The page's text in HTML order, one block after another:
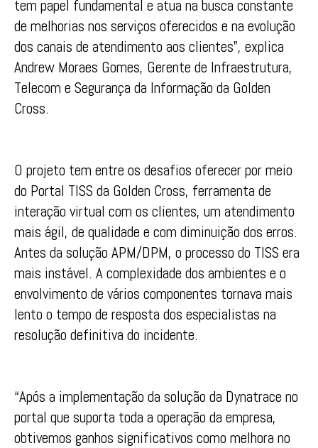
tem papel fundamental e atua na busca constante
de melhorias nos serviços oferecidos e na evolução
dos canais de atendimento aos clientes”, explica
Andrew Moraes Gomes, Gerente de Infraestrutura,
Telecom e Segurança da Informação da Golden
Cross.
O projeto tem entre os desafios oferecer por meio
do Portal TISS da Golden Cross, ferramenta de
interação virtual com os clientes, um atendimento
mais ágil, de qualidade e com diminuição dos erros.
Antes da solução APM/DPM, o processo do TISS era
mais instável. A complexidade dos ambientes e o
envolvimento de vários componentes tornava mais
lento o tempo de resposta dos especialistas na
resolução definitiva do incidente.
“Após a implementação da solução da Dynatrace no
portal que suporta toda a operação da empresa,
obtivemos ganhos significativos como melhora no